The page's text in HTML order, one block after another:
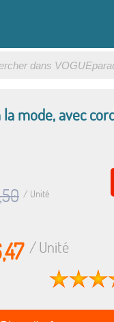
mode, avec
/ Unité
/ Unité